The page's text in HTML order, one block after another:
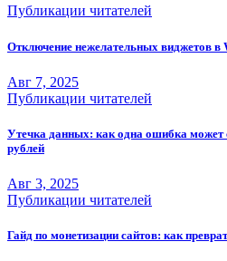
Публикации читателей
Отключение нежелательных виджетов в
Авг 7, 2025
Публикации читателей
Утечка данных: как одна ошибка
рублей
Авг 3, 2025
Публикации читателей
Гайд по монетизации сайтов: как